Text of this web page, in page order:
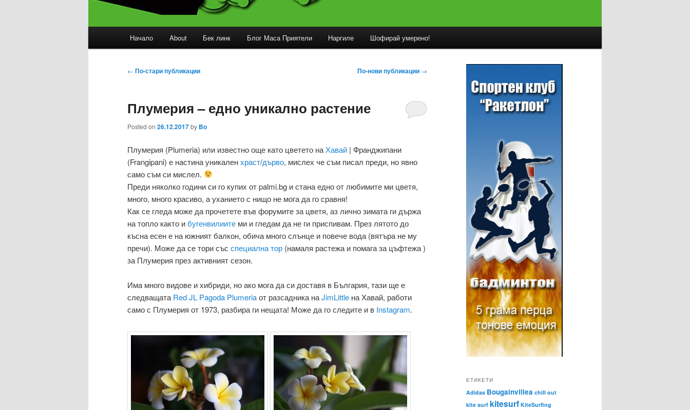
Към
Към
Начало About Бек линк Блог Маса Приятели Наргиле Шофирай умерено!
Навигация
← По-стари публикации По-нови публикации →
Плумерия – едно уникално растение
Posted on 26.12.2017by Bo
Плумерия (Plumeria) или известно още като цветето на Хавай | Франджипани
(Frangipani) е настина уникаленхраст/дърво, мислех че съм писал преди, но явно
само съм си мислел.
Преди няколко години си го купих от palmi.bg и стана едно от любимите ми цветя,
много, много красиво, а уханието с нищо не мога да го сравня!
Как се гледа може да прочетете във форумите за цветя, аз лично зимата ги държа
на топло както ибугенвилиите ми и гледам да не ги приспивам. През лятото до
късна есен е на южният балкон, обича много слънце и повече вода (вятъра не му
пречи). Може да се тори със специална тор (намаля растежа и помага за цъфтежа )
за Плумерия през активният сезон.
Има много видове и хибриди, но ако мога да си доставя в България, тази ще е
следващатаRed JL Pagoda Plumeriaот разсадника наJimLittle на Хавай, работи
само с Плумерия от 1973, разбира ги нещата! Може да го следите и в Instagram.
ЕТИКЕТИ
Adidas Bougainvillea chill out
kite surf kitesurf KiteSurfing